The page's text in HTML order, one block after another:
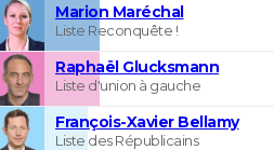
Marion Maréchal
Liste Reconquête !
Raphaël Glucksmann
Liste d'union à gauche
François-Xavier Bellamy
Liste des Républicains